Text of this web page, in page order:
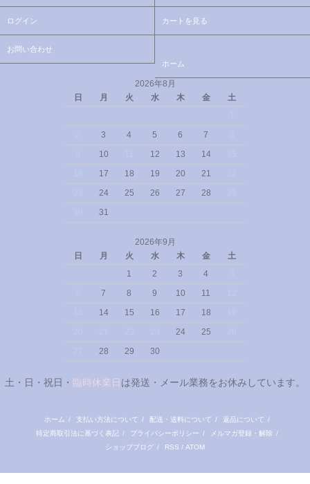
ログイン カートを見る
お問い合わせ
ホーム
2026年8月
日
月 火 水 木 金
土
3 4 5 6 7
10 12 13 14
17 18 19 20 21
24 25 26 27 28
31
2026年9月
日
月 火 水 木 金
土
1
2 3 4
7 8 9 10 11
14 15 16 17 18
24 25
28 29 30
土・日・祝日・ 臨時休業日は発送・メール業務をお休みしています。
ホーム / 支払い方法について / 配送・送料について / 返品について /
特定商取引法に基づく表記 / プライバシーポリシー / メルマガ登録・解除 /
ショップブログ / RSS / ATOM